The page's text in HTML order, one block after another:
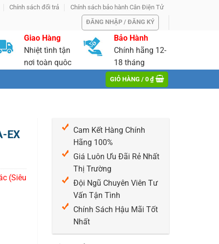
Chính sách đổi trả
Chính sách bảo hành Cân Điện Tử
ĐĂNG NHẬP / ĐĂNG KÝ
Giao Hàng
Nhiệt tình tận
nơi toàn quôc
Bảo Hành
Chính hãng 12-
18 tháng
GIỎ HÀNG / 0 ₫
EX
(Siêu
Cam Kết Hàng Chính
Hãng 100%
Giá Luôn Ưu Đãi Rẻ Nhất
Thị Trường
Đội Ngũ Chuyên Viên Tư
Vấn Tận Tình
Chính Sách Hậu Mãi Tốt
Nhất